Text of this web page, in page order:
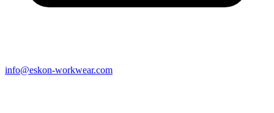
info@eskon-workwear.com